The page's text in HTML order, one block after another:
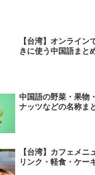
【台湾】オンライン
きに使う中国語まと
中国語の野菜・果物
ナッツなどの名称ま
【台湾】カフェメニ
リンク・軽食・ケー